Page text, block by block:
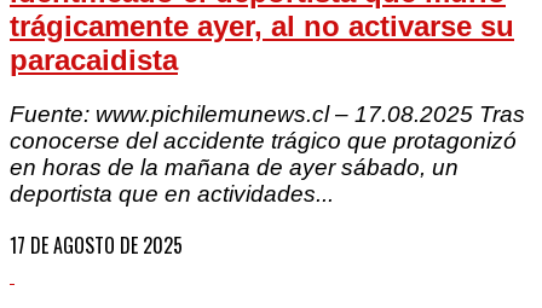
trágicamente ayer, al no activarse su
paracaidista
Fuente: www.pichilemunews.cl – 17.08.2025 Tras
conocerse del accidente trágico que protagonizó
en horas de la mañana de ayer sábado, un
deportista que en actividades...
17 DE AGOSTO DE 2025